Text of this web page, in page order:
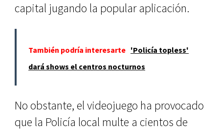
capital jugando la popular aplicación.
También podría interesarte 'Policía topless'
dará shows el centros nocturnos
No obstante, el videojuego ha provocado
que la Policía local multe a cientos de